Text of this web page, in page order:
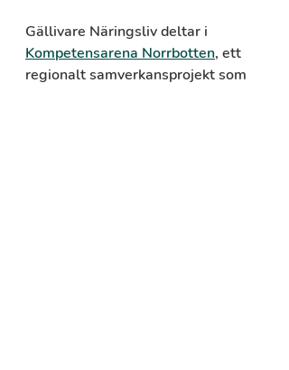
Gällivare Näringsliv deltar i
Kompetensarena Norrbotten, ett
regionalt samverkansprojekt som